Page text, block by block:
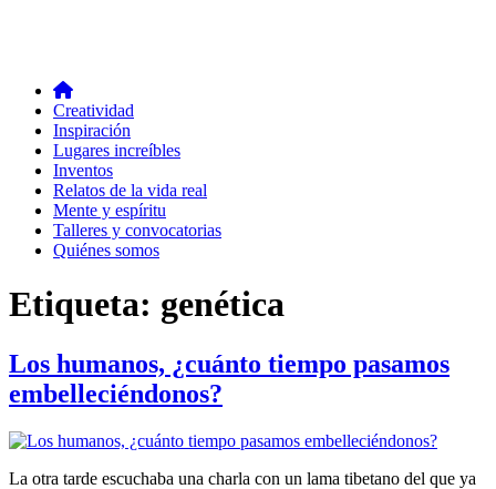
Creatividad
Inspiración
Lugares increíbles
Inventos
Relatos de la vida real
Mente y espíritu
Talleres y convocatorias
Quiénes somos
Etiqueta: genética
Los humanos, ¿cuánto tiempo pasamos
embelleciéndonos?
La otra tarde escuchaba una charla con un lama tibetano del que ya